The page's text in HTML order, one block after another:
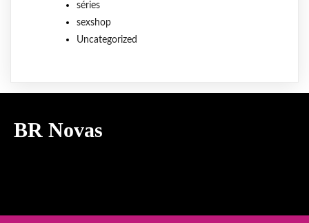
séries
sexshop
Uncategorized
BR Novas